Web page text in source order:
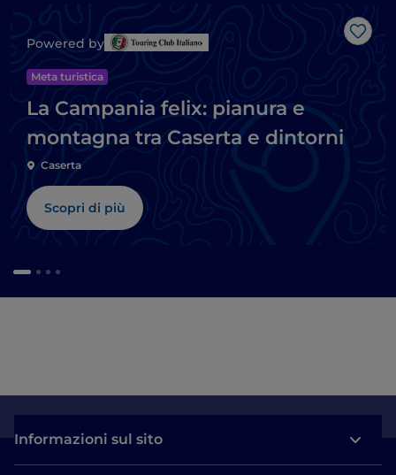
Like
Powered by
Meta turistica
La Campania felix: pianura e
montagna tra Caserta e dintorni
Caserta
Scopri di più
Informazioni sul sito